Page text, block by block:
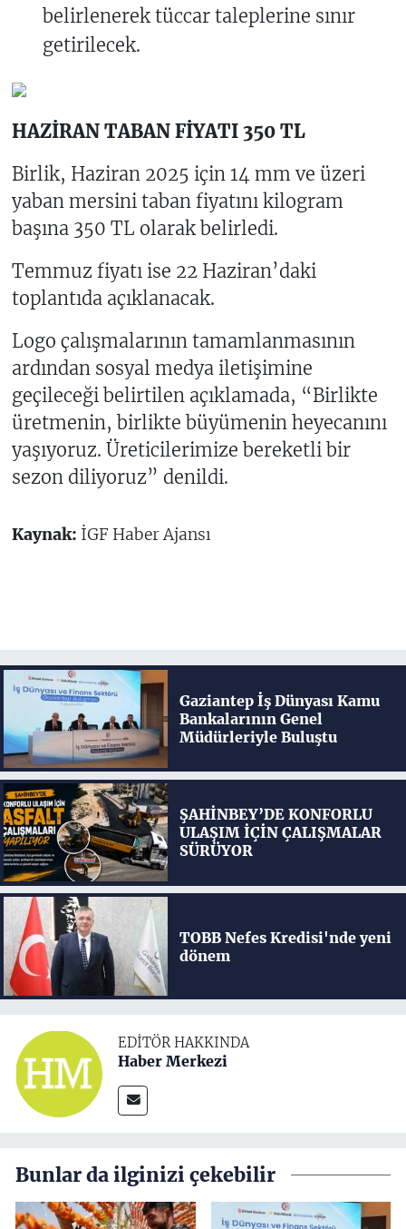
belirlenerek tüccar taleplerine sınır
getirilecek.
HAZİRAN TABAN FİYATI 350 TL
Birlik, Haziran 2025 için 14 mm ve üzeri
yaban mersini taban fiyatını kilogram
başına 350 TL olarak belirledi.
Temmuz fiyatı ise 22 Haziran’daki
toplantıda açıklanacak.
Logo çalışmalarının tamamlanmasının
ardından sosyal medya iletişimine
geçileceği belirtilen açıklamada, “Birlikte
üretmenin, birlikte büyümenin heyecanını
yaşıyoruz. Üreticilerimize bereketli bir
sezon diliyoruz” denildi.
Kaynak: İGF Haber Ajansı
Gaziantep İş Dünyası Kamu
Bankalarının Genel
Müdürleriyle Buluştu
ŞAHİNBEY’DE KONFORLU
ULAŞIM İÇİN ÇALIŞMALAR
SÜRÜYOR
TOBB Nefes Kredisi'nde yeni
dönem
EDITÖR HAKKINDA
Haber Merkezi
Bunlar da ilginizi çekebilir